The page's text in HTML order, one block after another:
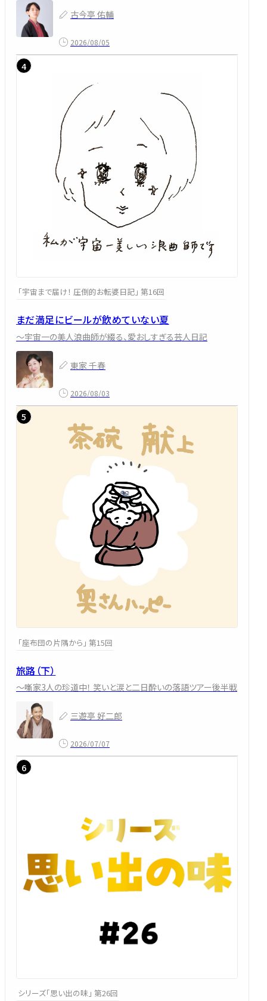
古今亭 佑輔
2026/08/05
「宇宙まで届け！ 圧倒的お転婆日記」 第16回
まだ満足にビールが飲めていない夏
～宇宙一の美人浪曲師が綴る、愛おしすぎる芸人日記
東家 千春
2026/08/03
「座布団の片隅から」 第15回
旅路（下）
～噺家3人の珍道中！ 笑いと涙と二日酔いの落語ツアー後半戦
三遊亭 好二郎
2026/07/07
シリーズ「思い出の味」 第26回